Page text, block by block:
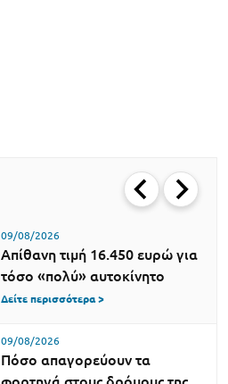
09/08/2026
Απίθανη τιμή 16.450 ευρώ για
τόσο «πολύ» αυτοκίνητο
Δείτε περισσότερα >
09/08/2026
Πόσο απαγορεύουν τα